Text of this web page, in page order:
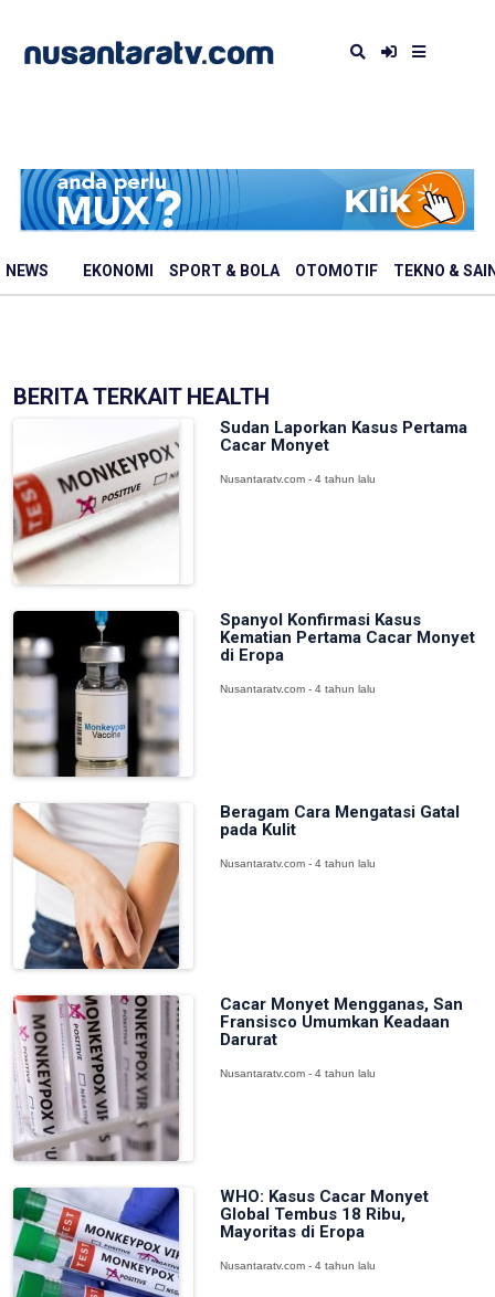
NEWS EKONOMI SPORT & BOLA OTOMOTIF TEKNO &
BERITA TERKAIT HEALTH
Sudan Laporkan Kasus Pertama
Cacar Monyet
Nusantaratv.com - 4 tahun lalu
Spanyol Konfirmasi Kasus
Kematian Pertama Cacar Monyet
di Eropa
Nusantaratv.com - 4 tahun lalu
Beragam Cara Mengatasi Gatal
pada Kulit
Nusantaratv.com - 4 tahun lalu
Cacar Monyet Mengganas, San
Fransisco Umumkan Keadaan
Darurat
Nusantaratv.com - 4 tahun lalu
WHO: Kasus Cacar Monyet
Global Tembus 18 Ribu,
Mayoritas di Eropa
Nusantaratv.com - 4 tahun lalu